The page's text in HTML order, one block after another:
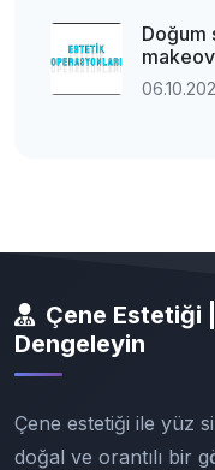
Doğum
Çene Estetiği |
Dengeleyin
Çene estetiği ile yüz
doğal ve orantılı bir